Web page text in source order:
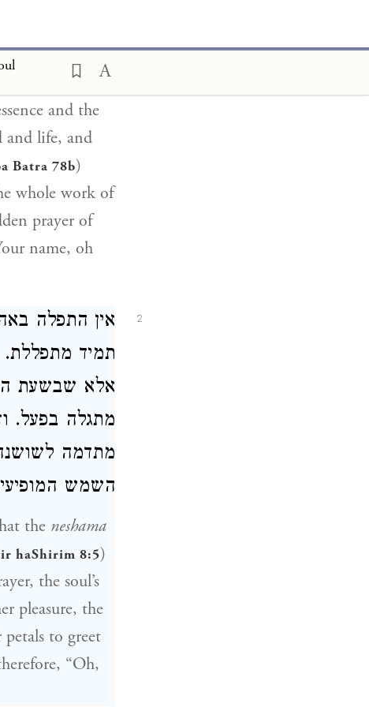
from hidden to
vital soul, and
and the
and life, and
Batra 78b)
whole work of
prayer of
name, oh
2
אין התפלה
תמיד
אלא שבשעת
מתגלה בפעל.
מתדמה
השמש
the neshama
haShirim 8:5)
the soul’s
pleasure, the
to greet
“Oh,